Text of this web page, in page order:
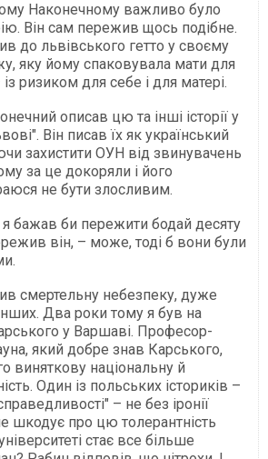
Наконечному важливо було
Він сам пережив щось подібне.
до львівського гетто у своєму
яку йому спаковувала мати для
ризиком для себе і для матері.
описав цю та інші історії у
Він писав їх як український
захистити ОУН від звинувачень
за це докоряли і його
не бути злосливим.
бажав би пережити бодай десяту
він, – може, тоді б вони були
смертельну небезпеку, дуже
Два роки тому я був на
у Варшаві. Професор-
який добре знав Карського,
виняткову національну й
Один із польських істориків –
– не без іронії
шкодує про цю толерантність
стає все більше